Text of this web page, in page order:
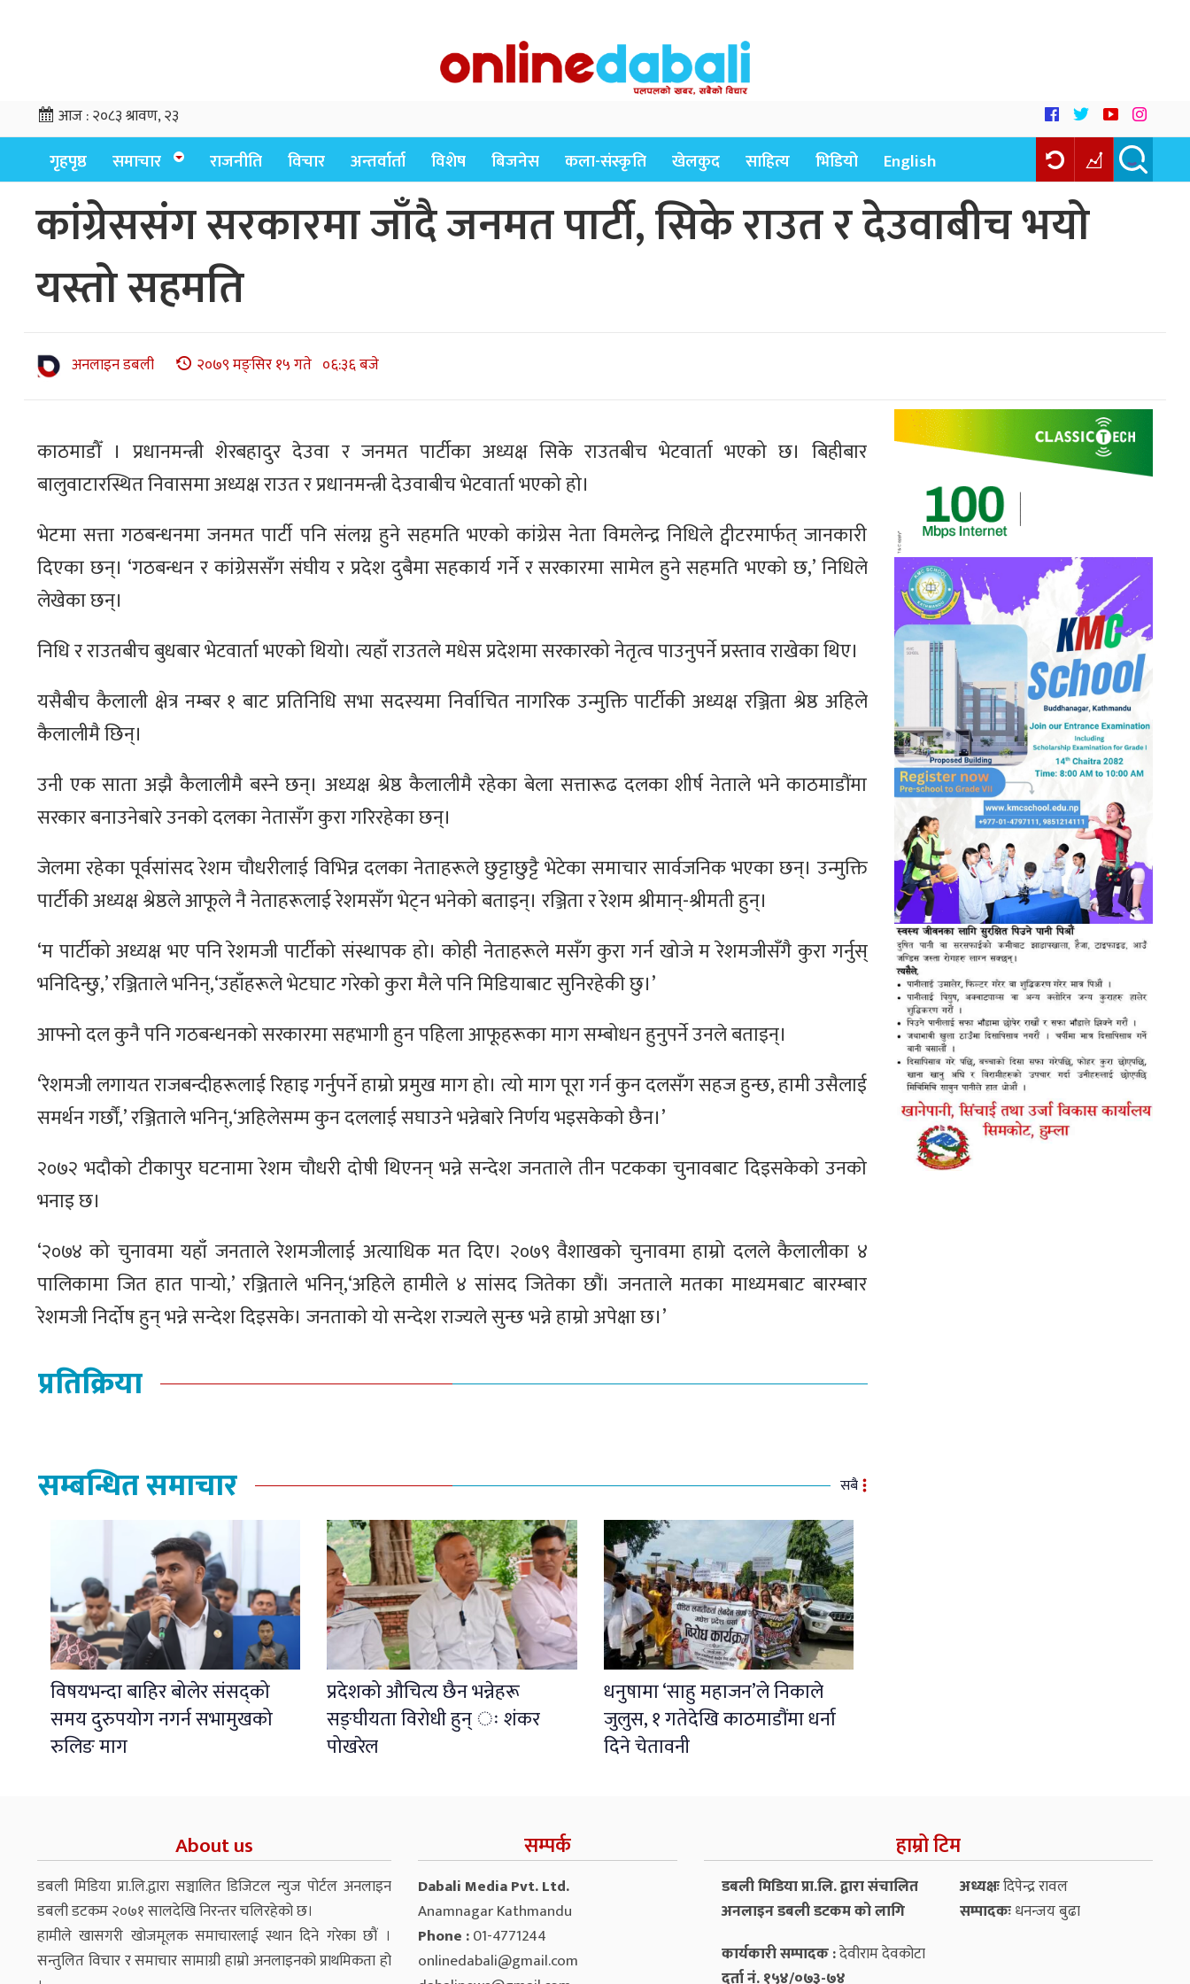
आज :२०८३ श्रावण, २३
गृहपृष्ठ समाचार राजनीति विचार अन्तर्वार्ता विशेष बिजनेस कला-संस्कृति खेलकुद साहित्य भिडियो English
कांग्रेससंग सरकारमा जाँदै जनमत पार्टी, सिके राउत र देउवाबीच भयो
यस्तो सहमति
अनलाइन डबली २०७९ मङ्सिर १५ गते ०६:३६ बजे
काठमाडौँ । प्रधानमन्त्री शेरबहादुर देउवा र जनमत पार्टीका अध्यक्ष सिके राउतबीच भेटवार्ता भएको छ। बिहीबार
बालुवाटारस्थित निवासमा अध्यक्ष राउत र प्रधानमन्त्री देउवाबीच भेटवार्ता भएको हो।
भेटमा सत्ता गठबन्धनमा जनमत पार्टी पनि संलग्न हुने सहमति भएको कांग्रेस नेता विमलेन्द्र निधिले ट्वीटरमार्फत् जानकारी
दिएका छन्। ‘गठबन्धन र कांग्रेससँग संघीय र प्रदेश दुबैमा सहकार्य गर्ने र सरकारमा सामेल हुने सहमति भएको छ,’ निधिले
लेखेका छन्।
निधि र राउतबीच बुधबार भेटवार्ता भएको थियो। त्यहाँ राउतले मधेस प्रदेशमा सरकारको नेतृत्व पाउनुपर्ने प्रस्ताव राखेका थिए।
यसैबीच कैलाली क्षेत्र नम्बर १ बाट प्रतिनिधि सभा सदस्यमा निर्वाचित नागरिक उन्मुक्ति पार्टीकी अध्यक्ष रञ्जिता श्रेष्ठ अहिले
कैलालीमै छिन्।
उनी एक साता अझै कैलालीमै बस्ने छन्। अध्यक्ष श्रेष्ठ कैलालीमै रहेका बेला सत्तारूढ दलका शीर्ष नेताले भने काठमाडौंमा
सरकार बनाउनेबारे उनको दलका नेतासँग कुरा गरिरहेका छन्।
जेलमा रहेका पूर्वसांसद रेशम चौधरीलाई विभिन्न दलका नेताहरूले छुट्टाछुट्टै भेटेका समाचार सार्वजनिक भएका छन्। उन्मुक्ति
पार्टीकी अध्यक्ष श्रेष्ठले आफूले नै नेताहरूलाई रेशमसँग भेट्न भनेको बताइन्। रञ्जिता र रेशम श्रीमान्-श्रीमती हुन्।
‘म पार्टीको अध्यक्ष भए पनि रेशमजी पार्टीको संस्थापक हो। कोही नेताहरूले मसँग कुरा गर्न खोजे म रेशमजीसँगै कुरा गर्नुस्
भनिदिन्छु,’ रञ्जिताले भनिन्,‘उहाँहरूले भेटघाट गरेको कुरा मैले पनि मिडियाबाट सुनिरहेकी छु।’
आफ्नो दल कुनै पनि गठबन्धनको सरकारमा सहभागी हुन पहिला आफूहरूका माग सम्बोधन हुनुपर्ने उनले बताइन्।
‘रेशमजी लगायत राजबन्दीहरूलाई रिहाइ गर्नुपर्ने हाम्रो प्रमुख माग हो। त्यो माग पूरा गर्न कुन दलसँग सहज हुन्छ, हामी उसैलाई
समर्थन गर्छौं,’ रञ्जिताले भनिन्,‘अहिलेसम्म कुन दललाई सघाउने भन्नेबारे निर्णय भइसकेको छैन।’
२०७२ भदौको टीकापुर घटनामा रेशम चौधरी दोषी थिएनन् भन्ने सन्देश जनताले तीन पटकका चुनावबाट दिइसकेको उनको
भनाइ छ।
‘२०७४ को चुनावमा यहाँ जनताले रेशमजीलाई अत्याधिक मत दिए। २०७९ वैशाखको चुनावमा हाम्रो दलले कैलालीका ४
पालिकामा जित हात पार्‍यो,’ रञ्जिताले भनिन्,‘अहिले हामीले ४ सांसद जितेका छौं। जनताले मतका माध्यमबाट बारम्बार
रेशमजी निर्दोष हुन् भन्ने सन्देश दिइसके। जनताको यो सन्देश राज्यले सुन्छ भन्ने हाम्रो अपेक्षा छ।’
प्रतिक्रिया
सम्बन्धित समाचार सबै
विषयभन्दा बाहिर बोलेर संसद्को
समय दुरुपयोग नगर्न सभामुखको
रुलिङ माग
प्रदेशको औचित्य छैन भन्नेहरू
सङ्घीयता विरोधी हुन् ः शंकर
पोखरेल
धनुषामा ‘साहु महाजन’ले निकाले
जुलुस, १ गतेदेखि काठमाडौंमा धर्ना
दिने चेतावनी
About us
डबली मिडिया प्रा.लि.द्वारा सञ्चालित डिजिटल न्युज पोर्टल अनलाइन
डबली डटकम २०७१ सालदेखि निरन्तर चलिरहेको छ।
हामीले खासगरी खोजमूलक समाचारलाई स्थान दिने गरेका छौं ।
सन्तुलित विचार र समाचार सामाग्री हाम्रो अनलाइनको प्राथमिकता हो
सम्पर्क
Dabali Media Pvt. Ltd.
Anamnagar Kathmandu
Phone :01-4771244
onlinedabali@gmail.com
हाम्रो टिम
डबली मिडिया प्रा.लि. द्वारा संचालित
अनलाइन डबली डटकम को लागि
अध्यक्षःदिपेन्द्र रावल
सम्पादकःधनन्‍जय बुढा
कार्यकारी सम्पादक :देवीराम देवकोटा
दर्ता नं. १५४/०७३-७४